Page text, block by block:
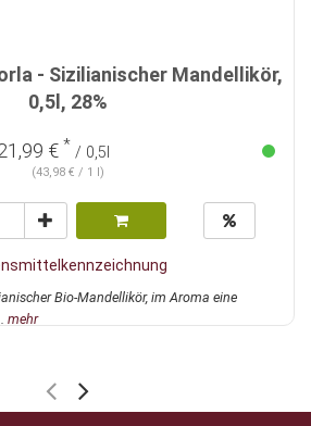
- Sizilianischer Mandellikör,
0,5l, 28%
€ * / 0,5l
(43,98 € / 1 l)
Bio-Mandellikör, im Aroma eine
mehr